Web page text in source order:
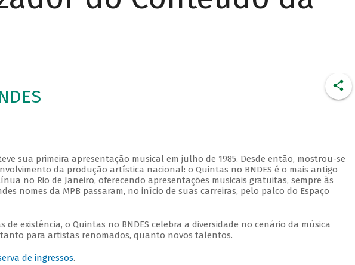
sua primeira apresentação musical em julho de 1985. Desde então, mostrou-se
da produção artística nacional: o Quintas no BNDES é o mais antigo
no Rio de Janeiro, oferecendo apresentações musicais gratuitas, sempre às
nomes da MPB passaram, no início de suas carreiras, pelo palco do Espaço
de existência, o Quintas no BNDES celebra a diversidade no cenário da música
tanto para artistas renomados, quanto novos talentos.
de ingressos.